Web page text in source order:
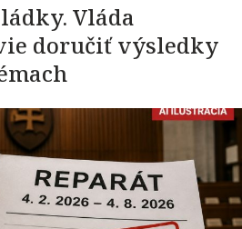
Vláda
doručiť výsledky